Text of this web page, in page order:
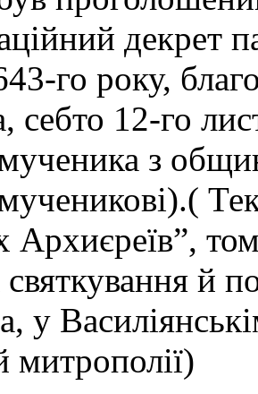
декрет
го року,
себто 12-го
з
Архиєреїв”,
святкування й
у
митрополії)